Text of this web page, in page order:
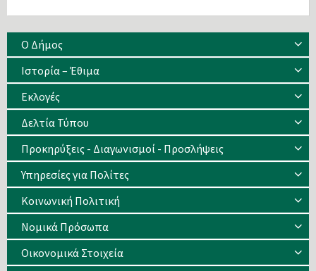
Ο Δήμος
Ιστορία – Έθιμα
Eκλογές
Δελτία Τύπου
Προκηρύξεις - Διαγωνισμοί - Προσλήψεις
Υπηρεσίες για Πολίτες
Κοινωνική Πολιτική
Νομικά Πρόσωπα
Οικονομικά Στοιχεία